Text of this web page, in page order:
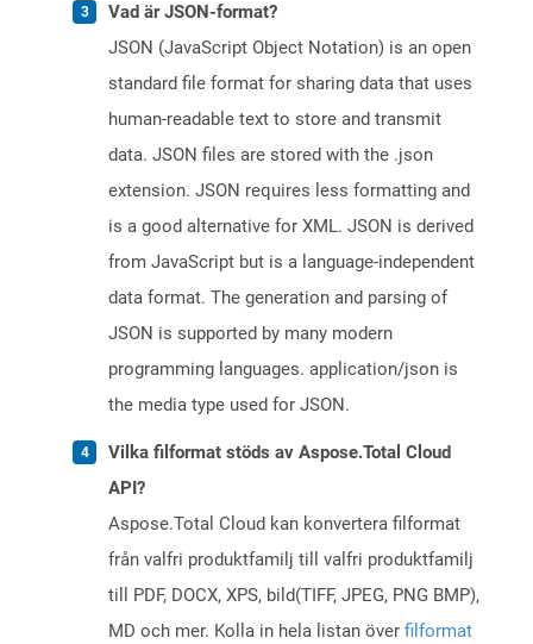
Vad är JSON-format?
JSON (JavaScript Object Notation) is an open
standard file format for sharing data that uses
human-readable text to store and transmit
data. JSON files are stored with the .json
extension. JSON requires less formatting and
is a good alternative for XML. JSON is derived
from JavaScript but is a language-independent
data format. The generation and parsing of
JSON is supported by many modern
programming languages. application/json is
the media type used for JSON.
Vilka filformat stöds av Aspose.Total Cloud
API?
Aspose.Total Cloud kan konvertera filformat
från valfri produktfamilj till valfri produktfamilj
till PDF, DOCX, XPS, bild(TIFF, JPEG, PNG BMP),
MD och mer. Kolla in hela listan över filformat